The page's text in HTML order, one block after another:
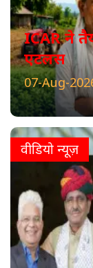
ICAR ने
एटलस
07-Aug-
वीडियो न्यूज़